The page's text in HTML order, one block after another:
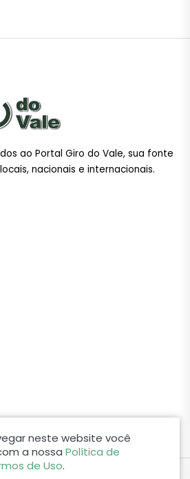
ao Portal Giro do Vale, sua fonte
nacionais e internacionais.
neste website você
a nossa Política de
de Uso.